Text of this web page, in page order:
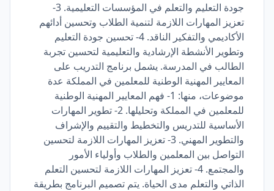
جودة التعليم والتعلم في المؤسسات التعليمية. 3-
تعزيز المهارات اللازمة لتنمية الطلاب وتحسين أدائهم
الأكاديمي والتفكير الناقد. 4- تحسين جودة التعليم
وتطوير الأنشطة الإرشادية والتعليمية لتحسين تجربة
الطالب في المدرسة. يشمل برنامج التدريب على
المعايير المهنية الوطنية للمعلمين في المملكة عدة
موضوعات، منها: 1- فهم المعايير المهنية الوطنية
للمعلمين في المملكة وتحليلها. 2- تطوير المهارات
الأساسية للتدريس والتخطيط والتقييم والإشراف
والتطوير المهني. 3- تعزيز المهارات اللازمة لتحسين
التواصل بين المعلمين والطلاب وأولياء الأمور
والمجتمع. 4- تعزيز المهارات اللازمة لتحسين التعلم
الذاتي والتعلم مدى الحياة. يتم تصميم البرنامج بطريقة